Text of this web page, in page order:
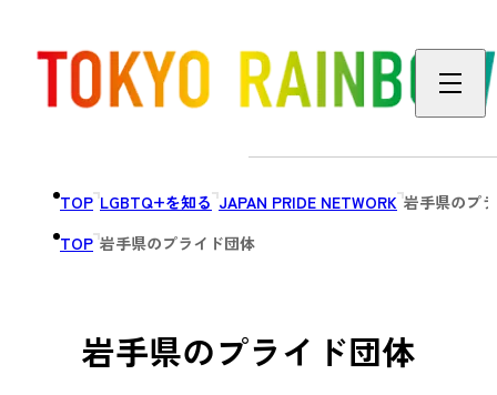
TOP LGBTQ+を知る JAPAN PRIDE NETWORK 岩手県のプ
TOP 岩手県のプライド団体
岩手県のプライド団体